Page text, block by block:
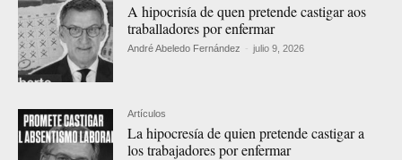
A hipocrisía de quen pretende castigar aos
traballadores por enfermar
André Abeledo Fernández - julio 9, 2026
Artículos
La hipocresía de quien pretende castigar a
los trabajadores por enfermar